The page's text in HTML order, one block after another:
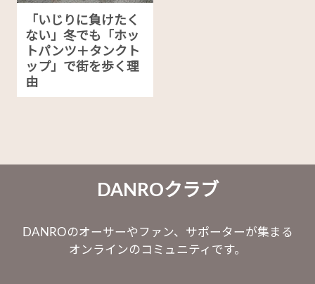
「いじりに負けたく
ない」冬でも「ホッ
トパンツ＋タンクト
ップ」で街を歩く理
由
DANROクラブ
DANROのオーサーやファン、サポーターが集まる
オンラインのコミュニティです。